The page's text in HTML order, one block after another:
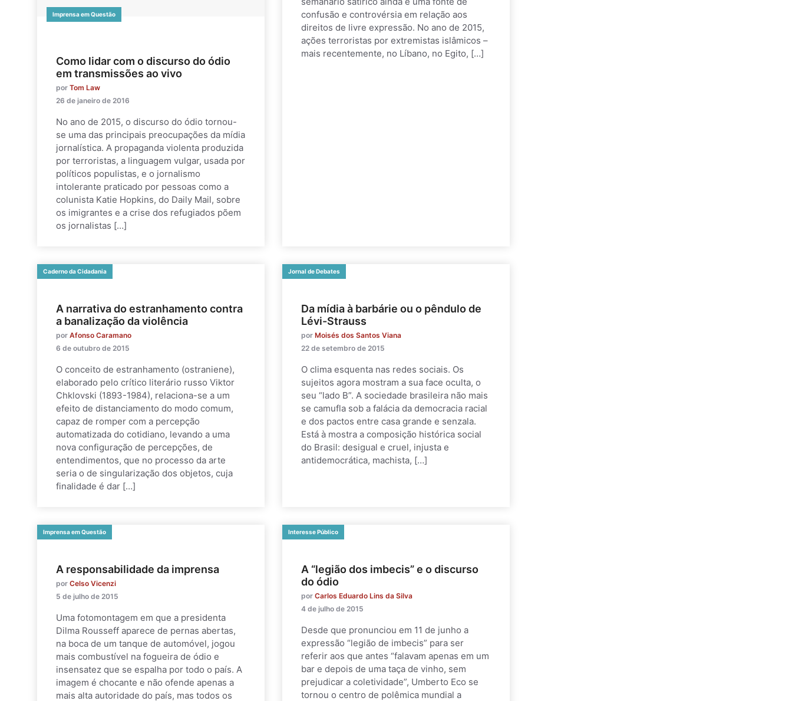
Imprensa em Questão
Como lidar com o discurso do ódio
em transmissões ao vivo
por Tom Law
26 de janeiro de 2016
No ano de 2015, o discurso do ódio tornou-
se uma das principais preocupações da mídia
jornalística. A propaganda violenta produzida
por terroristas, a linguagem vulgar, usada por
políticos populistas, e o jornalismo
intolerante praticado por pessoas como a
colunista Katie Hopkins, do Daily Mail, sobre
os imigrantes e a crise dos refugiados põem
os jornalistas […]
confusão e controvérsia em relação aos
direitos de livre expressão. No ano de 2015,
ações terroristas por extremistas islâmicos –
mais recentemente, no Líbano, no Egito, […]
Caderno da Cidadania
A narrativa do estranhamento contra
a banalização da violência
por Afonso Caramano
6 de outubro de 2015
O conceito de estranhamento (ostraniene),
elaborado pelo crítico literário russo Viktor
Chklovski (1893-1984), relaciona-se a um
efeito de distanciamento do modo comum,
capaz de romper com a percepção
automatizada do cotidiano, levando a uma
nova configuração de percepções, de
entendimentos, que no processo da arte
seria o de singularização dos objetos, cuja
finalidade é dar […]
Jornal de Debates
Da mídia à barbárie ou o pêndulo de
Lévi-Strauss
por Moisés dos Santos Viana
22 de setembro de 2015
O clima esquenta nas redes sociais. Os
sujeitos agora mostram a sua face oculta, o
seu “lado B”. A sociedade brasileira não mais
se camufla sob a falácia da democracia racial
e dos pactos entre casa grande e senzala.
Está à mostra a composição histórica social
do Brasil: desigual e cruel, injusta e
antidemocrática, machista, […]
Imprensa em Questão
A responsabilidade da imprensa
por Celso Vicenzi
5 de julho de 2015
Uma fotomontagem em que a presidenta
Dilma Rousseff aparece de pernas abertas,
na boca de um tanque de automóvel, jogou
mais combustível na fogueira de ódio e
insensatez que se espalha por todo o país. A
imagem é chocante e não ofende apenas a
mais alta autoridade do país, mas todos os
Interesse Público
A “legião dos imbecis” e o discurso
do ódio
por Carlos Eduardo Lins da Silva
4 de julho de 2015
Desde que pronunciou em 11 de junho a
expressão “legião de imbecis” para ser
referir aos que antes “falavam apenas em um
bar e depois de uma taça de vinho, sem
prejudicar a coletividade”, Umberto Eco se
tornou o centro de polêmica mundial a